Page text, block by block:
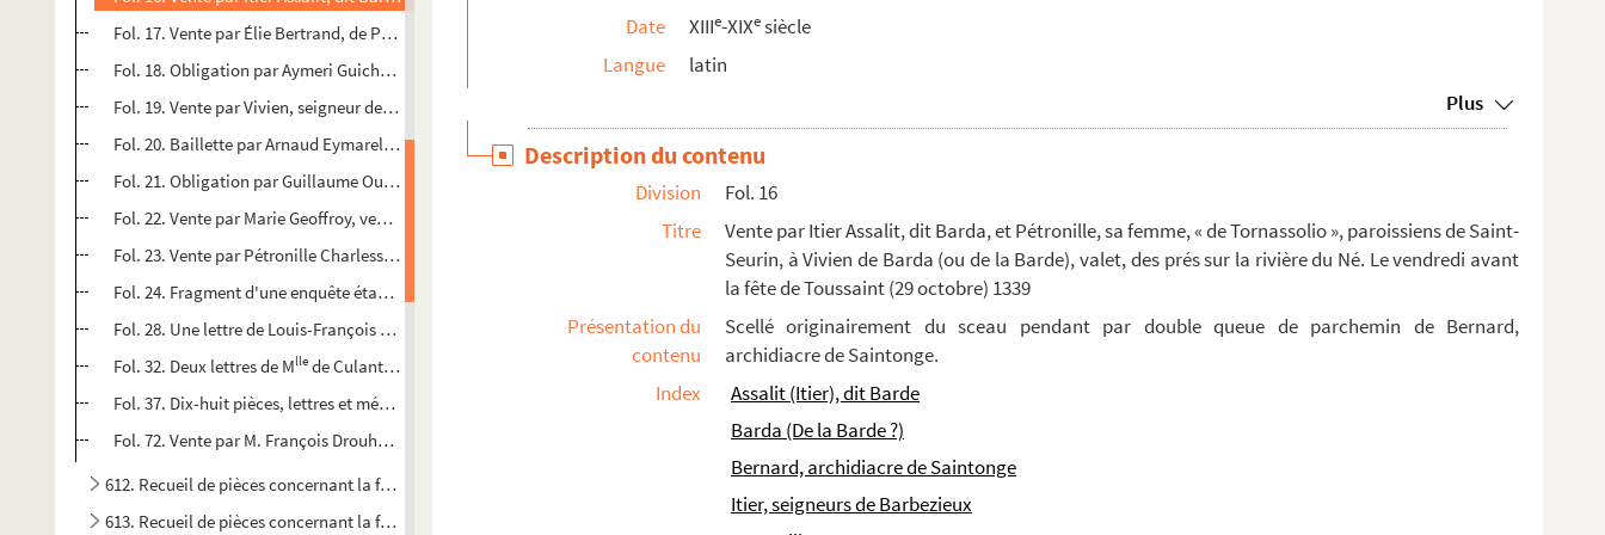
Fol. 17. Vente par Élie Bertrand, de Pons, à Aldoyn « Trinhiandi », le jeune, clerc, de Barbezieux, une maiso...
Fol. 18. Obligation par Aymeri Guichard, clerc, de Barbezieux, Colin André, mercier (mercerius), et son fils,...
Fol. 19. Vente par Vivien, seigneur de Barbezieux, à Pierre Bermund, dit le châtelain de Cognac, et à Pierre ...
Fol. 20. Baillette par Arnaud Eymarelle, demeurant à Barbezieux, à Aymeri Guichard, clerc, du même lieu, d'un...
Fol. 21. Obligation par Guillaume Ouchier, de Barbezieux, à maître Guyon Itier, paroissien de Montausier. Le ...
Fol. 22. Vente par Marie Geoffroy, veuve de Fouchier « Mercatoris », à Itier « Mercatoris » de maisons sises ...
Fol. 23. Vente par Pétronille Charlesse, fille de feu Pierre Charles, demeurant à Barbezieux, à maître Bertra...
Fol. 24. Fragment d'une enquête établissant pour le seigneur de Barbezieux le droit de haute justice dans la ...
Fol. 28. Une lettre de Louis-François Letellier, marquis de Barbezieux. De Marly, le 3 novembre 1694
Fol. 32. Deux lettres de Mlle de Culant, signées : « Barbezieux de Culant », adressées l'une à madame de Louv...
Fol. 37. Dix-huit pièces, lettres et mémoires concernant le duc de la Rochefoucauld, duc de la Roche-Guyon, s...
Fol. 72. Vente par M. François Drouhet, écuyer, de Barbezieux, à M. Jean-François de la Porte, seigneur de Sa...
612. Recueil de pièces concernant la famille Beauharnais
613. Recueil de pièces concernant la famille Beauharnais
Date
XIIIe-XIXesiècle
Langue
latin
Plus
Description du contenu
Division
Fol. 16
Titre
Vente par Itier Assalit, dit Barda, et Pétronille, sa femme, « de Tornassolio », paroissiens de Saint-
Seurin, à Vivien de Barda (ou de la Barde), valet, des prés sur la rivière du Né. Le vendredi avant
la fête de Toussaint (29 octobre) 1339
Présentation du
contenu
Scellé originairement du sceau pendant par double queue de parchemin de Bernard,
archidiacre de Saintonge.
Index
Assalit (Itier), dit Barde
Barda (De la Barde ?)
Bernard, archidiacre de Saintonge
Itier, seigneurs de Barbezieux